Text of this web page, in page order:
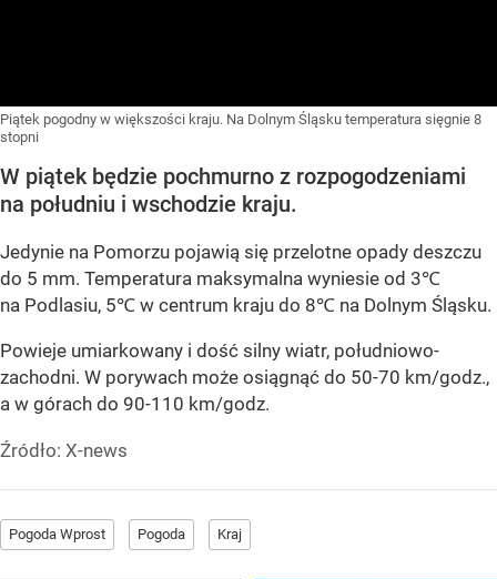
Piątek pogodny w większości kraju. Na Dolnym Śląsku temperatura sięgnie 8
stopni
W piątek będzie pochmurno z rozpogodzeniami
na południu i wschodzie kraju.
Jedynie na Pomorzu pojawią się przelotne opady deszczu
do 5 mm. Temperatura maksymalna wyniesie od 3℃
na Podlasiu, 5℃ w centrum kraju do 8℃ na Dolnym Śląsku.
Powieje umiarkowany i dość silny wiatr, południowo-
zachodni. W porywach może osiągnąć do 50-70 km/godz.,
a w górach do 90-110 km/godz.
Źródło: X-news
Pogoda Wprost Pogoda Kraj